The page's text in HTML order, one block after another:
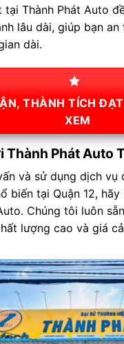
tại Thành Phát Auto
lâu dài, giúp bạn
dài.
THÀNH TÍCH
XEM
Thành Phát Auto
và sử dụng dịch vụ
biến tại Quận 12,
Chúng tôi luôn
lượng cao và giá